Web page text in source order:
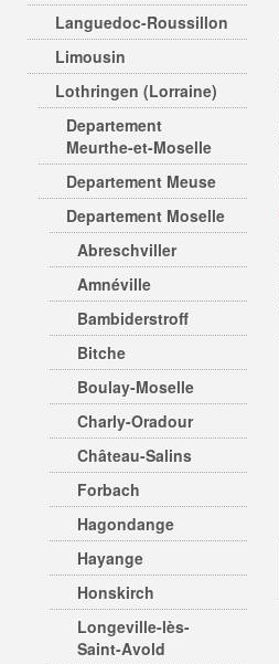
Languedoc-Roussillon
Limousin
Lothringen (Lorraine)
Departement
Meurthe-et-Moselle
Departement Meuse
Departement Moselle
Abreschviller
Amnéville
Bambiderstroff
Bitche
Boulay-Moselle
Charly-Oradour
Château-Salins
Forbach
Hagondange
Hayange
Honskirch
Longeville-lès-
Saint-Avold